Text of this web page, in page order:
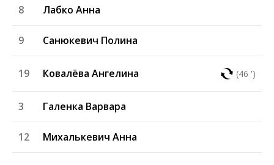
Лабко Анна
8
Санюкевич Полина
9
(46 ')
Ковалёва Ангелина
19
Галенка Варвара
3
Михалькевич Анна
12